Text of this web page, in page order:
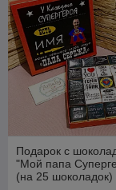
Подарок с
"Мой папа
(на 25 шоколадок)